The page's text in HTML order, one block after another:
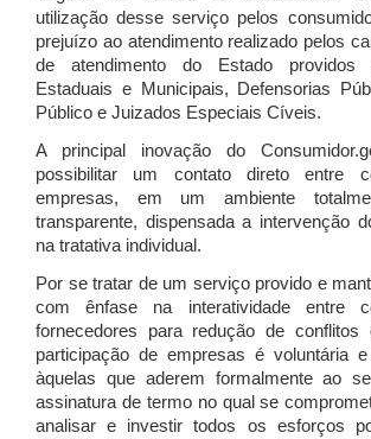
utilização desse serviço pelos
prejuízo ao atendimento realizado pelos
de atendimento do Estado providos
Estaduais e Municipais, Defensorias
Público e Juizados Especiais Cíveis.
A principal inovação do
possibilitar um contato direto entre
empresas, em um ambiente
transparente, dispensada a intervenção
na tratativa individual.
Por se tratar de um serviço provido e
com ênfase na interatividade entre
fornecedores para redução de
participação de empresas é voluntária
àquelas que aderem formalmente ao
assinatura de termo no qual se
analisar e investir todos os esforços